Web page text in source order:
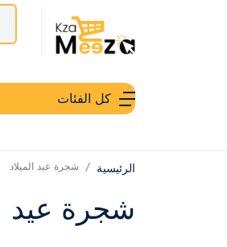
كل الفئات
الرئيسية شجرة عيد الميلاد
شجرة عيد